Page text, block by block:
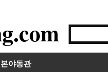
야동관